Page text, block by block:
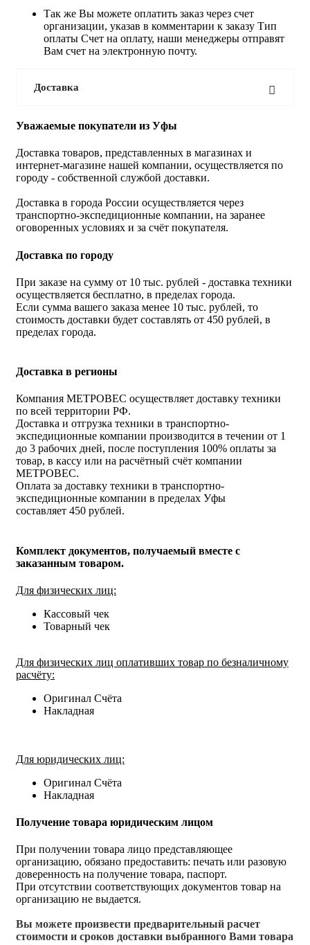
Так же Вы можете оплатить заказ через счет
организации, указав в комментарии к заказу Тип
оплаты Счет на оплату, наши менеджеры отправят
Вам счет на электронную почту.
Доставка
Уважаемые покупатели из Уфы
Доставка товаров, представленных в магазинах и
интернет-магазине нашей компании, осуществляется по
городу - собственной службой доставки.
Доставка в города России осуществляется через
транспортно-экспедиционные компании, на заранее
оговоренных условиях и за счёт покупателя.
Доставка по городу
При заказе на сумму от 10 тыс. рублей - доставка техники
осуществляется бесплатно, в пределах города.
Если сумма вашего заказа менее 10 тыс. рублей, то
стоимость доставки будет составлять от 450 рублей, в
пределах города.
Доставка в регионы
Компания МЕТРОВЕС осуществляет доставку техники
по всей территории РФ.
Доставка и отгрузка техники в транспортно-
экспедиционные компании производится в течении от 1
до 3 рабочих дней, после поступления 100% оплаты за
товар, в кассу или на расчётный счёт компании
МЕТРОВЕС.
Оплата за доставку техники в транспортно-
экспедиционные компании в пределах Уфы
составляет 450 рублей.
Комплект документов, получаемый вместе с
заказанным товаром.
Для физических лиц:
Кассовый чек
Товарный чек
Для физических лиц оплативших товар по безналичному
расчёту:
Оригинал Счёта
Накладная
Для юридических лиц:
Оригинал Счёта
Накладная
Получение товара юридическим лицом
При получении товара лицо представляющее
организацию, обязано предоставить: печать или разовую
доверенность на получение товара, паспорт.
При отсутствии соответствующих документов товар на
организацию не выдается.
Вы можете произвести предварительный расчет
стоимости и сроков доставки выбранного Вами товара